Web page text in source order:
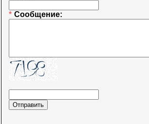
* Сообщение: